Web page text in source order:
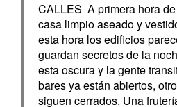
CALLES A primera hora
casa limpio aseado y
esta hora los edificios
guardan secretos de la
esta oscura y la gente
bares ya están abiertos,
siguen cerrados. Una